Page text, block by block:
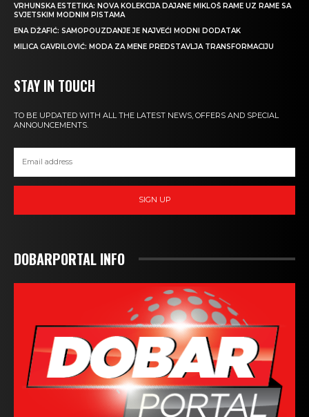
VRHUNSKA ESTETIKA: NOVA KOLEKCIJA DAJANE MIKLOŠ RAME UZ RAME SA
SVJETSKIM MODNIM PISTAMA
ENA DŽAFIĆ: SAMOPOUZDANJE JE NAJVEĆI MODNI DODATAK
MILICA GAVRILOVIĆ: MODA ZA MENE PREDSTAVLJA TRANSFORMACIJU
STAY IN TOUCH
TO BE UPDATED WITH ALL THE LATEST NEWS, OFFERS AND SPECIAL
ANNOUNCEMENTS.
SIGN UP
DOBARPORTAL INFO